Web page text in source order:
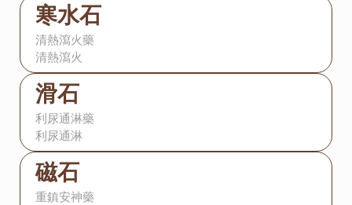
寒水石
清熱瀉火藥
清熱瀉火
滑石
利尿通淋藥
利尿通淋
磁石
重鎮安神藥